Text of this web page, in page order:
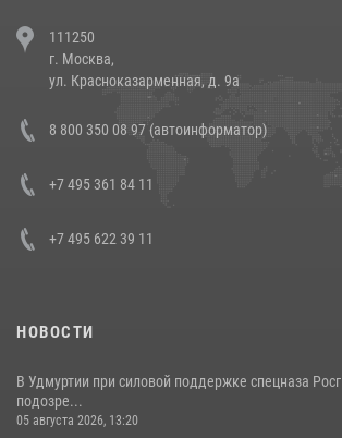
напавших на бригаду скорой помощи (видео)
14 июля 2026, 12:20
В Росгвардии прошла военно-научная
боевого опыта
111250
г. Москва,
ул. Красноказарменная, д. 9а
8 800 350 08 97 (автоинформатор)
+7 495 361 84 11
+7 495 622 39 11
НОВОСТИ
В Удмуртии при силовой поддержке спецназа
подозре...
05 августа 2026, 13:20